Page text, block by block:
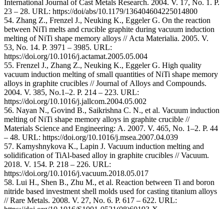
International Journal of Cast Metals Research. 2004. V. 17, No. 1. P.
23 – 28. URL: https://doi/abs/10.1179/136404604225014800
54. Zhang Z., Frenzel J., Neuking K., Eggeler G. On the reaction
between NiTi melts and crucible graphite during vacuum induction
melting of NiTi shape memory alloys // Acta Materialia. 2005. V.
53, No. 14. P. 3971 – 3985. URL:
https://doi.org/10.1016/j.actamat.2005.05.004
55. Frenzel J., Zhang Z., Neuking K., Eggeler G. High quality
vacuum induction melting of small quantities of NiTi shape memory
alloys in graphite crucibles // Journal of Alloys and Compounds.
2004. V. 385, No.1–2. P. 214 – 223. URL:
https://doi.org/10.1016/j.jallcom.2004.05.002
56. Nayan N., Govind B., Saikrishna C. N., et al. Vacuum induction
melting of NiTi shape memory alloys in graphite crucible //
Materials Science and Engineering: A. 2007. V. 465, No. 1–2. P. 44
– 48. URL: https://doi.org/10.1016/j.msea.2007.04.039
57. Kamyshnykova K., Lapin J. Vacuum induction melting and
solidification of TiAl-based alloy in graphite crucibles // Vacuum.
2018. V. 154. P. 218 – 226. URL:
https://doi.org/10.1016/j.vacuum.2018.05.017
58. Lui H., Shen B., Zhu M., et al. Reaction between Ti and boron
nitride based investment shell molds used for casting titanium alloys
// Rare Metals. 2008. V. 27, No. 6. P. 617 – 622. URL: